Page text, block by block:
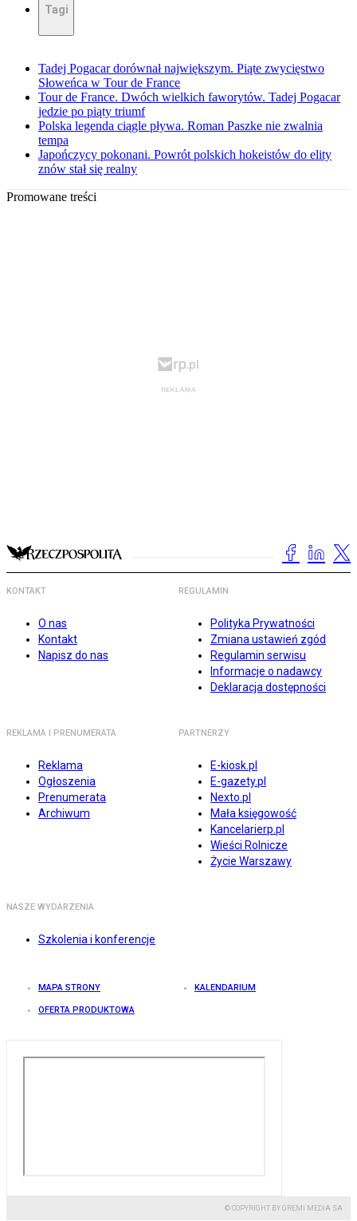
Tagi
Tadej Pogacar dorównał największym. Piąte zwycięstwo
Słoweńca w Tour de France
Tour de France. Dwóch wielkich faworytów. Tadej Pogacar
jedzie po piąty triumf
Polska legenda ciągle pływa. Roman Paszke nie zwalnia
tempa
Japończycy pokonani. Powrót polskich hokeistów do elity
znów stał się realny
Promowane treści
KONTAKT
O nas
Kontakt
Napisz do nas
REGULAMIN
Polityka Prywatności
Zmiana ustawień zgód
Regulamin serwisu
Informacje o nadawcy
Deklaracja dostępności
REKLAMA I PRENUMERATA
Reklama
Ogłoszenia
Prenumerata
Archiwum
PARTNERZY
E-kiosk.pl
E-gazety.pl
Nexto.pl
Mała księgowość
Kancelarierp.pl
Wieści Rolnicze
Życie Warszawy
NASZE WYDARZENIA
Szkolenia i konferencje
MAPA STRONY KALENDARIUM
OFERTA PRODUKTOWA
© COPYRIGHT BY GREMI MEDIA SA